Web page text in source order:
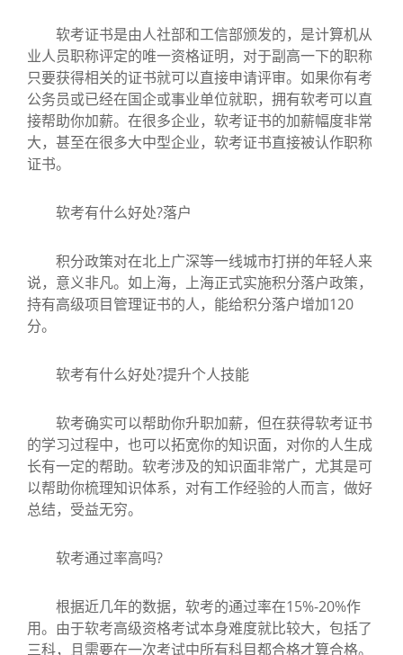
软考证书是由人社部和工信部颁发的，是计算机从
业人员职称评定的唯一资格证明，对于副高一下的职称
只要获得相关的证书就可以直接申请评审。如果你有考
公务员或已经在国企或事业单位就职，拥有软考可以直
接帮助你加薪。在很多企业，软考证书的加薪幅度非常
大，甚至在很多大中型企业，软考证书直接被认作职称
证书。
软考有什么好处?落户
积分政策对在北上广深等一线城市打拼的年轻人来
说，意义非凡。如上海，上海正式实施积分落户政策，
持有高级项目管理证书的人，能给积分落户增加120
分。
软考有什么好处?提升个人技能
软考确实可以帮助你升职加薪，但在获得软考证书
的学习过程中，也可以拓宽你的知识面，对你的人生成
长有一定的帮助。软考涉及的知识面非常广，尤其是可
以帮助你梳理知识体系，对有工作经验的人而言，做好
总结，受益无穷。
软考通过率高吗?
根据近几年的数据，软考的通过率在15%-20%作
用。由于软考高级资格考试本身难度就比较大，包括了
三科，且需要在一次考试中所有科目都合格才算合格。